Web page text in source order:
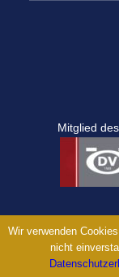
Mitglied
©
Wir verwenden
nicht